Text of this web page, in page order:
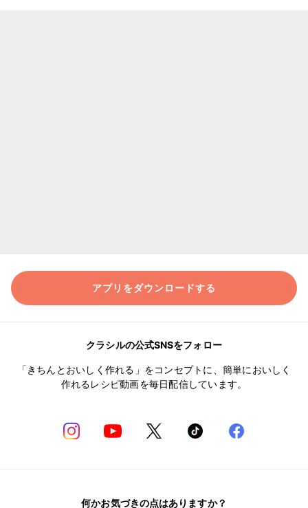
アプリをダウンロードする
クラシルの公式SNSをフォロー
「きちんとおいしく作れる」をコンセプトに、簡単においしく
作れるレシピ動画を毎日配信しています。
何かお気づきの点はありますか？